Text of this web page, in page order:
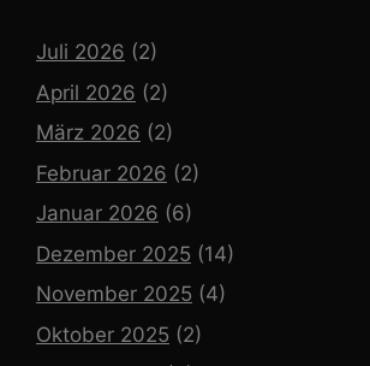
Juli 2026 (2)
April 2026 (2)
März 2026 (2)
Februar 2026 (2)
Januar 2026 (6)
Dezember 2025 (14)
November 2025 (4)
Oktober 2025 (2)